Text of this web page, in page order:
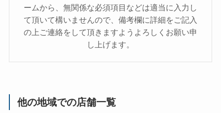
ームから、無関係な必須項目などは適当に入力し
て頂いて構いませんので、備考欄に詳細をご記入
の上ご連絡をして頂きますようよろしくお願い申
し上げます。
他の地域での店舗一覧